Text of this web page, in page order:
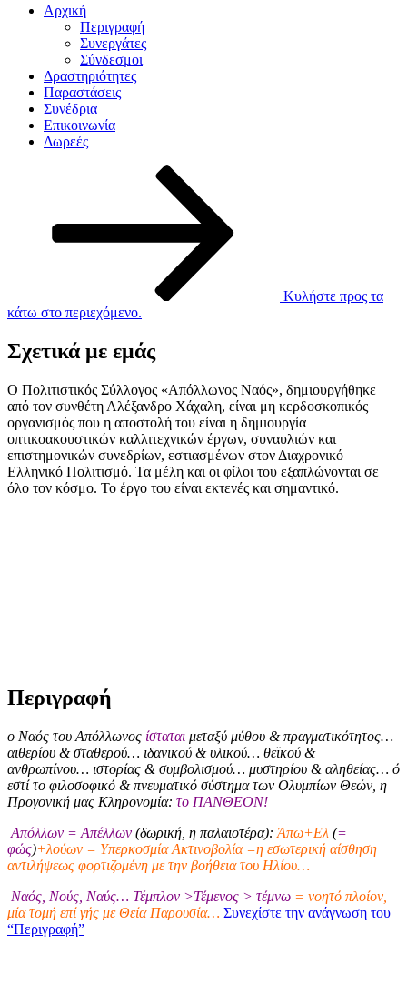
Αρχική
Περιγραφή
Συνεργάτες
Σύνδεσμοι
Δραστηριότητες
Παραστάσεις
Συνέδρια
Επικοινωνία
Δωρεές
Κυλήστε προς τα
κάτω στο περιεχόμενο.
Σχετικά με εμάς
Ο Πολιτιστικός Σύλλογος «Απόλλωνος Ναός», δημιουργήθηκε
από τον συνθέτη Αλέξανδρο Χάχαλη, είναι μη κερδοσκοπικός
οργανισμός που η αποστολή του είναι η δημιουργία
οπτικοακουστικών καλλιτεχνικών έργων, συναυλιών και
επιστημονικών συνεδρίων, εστιασμένων στον Διαχρονικό
Ελληνικό Πολιτισμό. Τα μέλη και οι φίλοι του εξαπλώνονται σε
όλο τον κόσμο. Το έργο του είναι εκτενές και σημαντικό.
Περιγραφή
ο Ναός του Απόλλωνος ίσταται μεταξύ μύθου & πραγματικότητος…
αιθερίου & σταθερού… ιδανικού & υλικού… θεϊκού &
ανθρωπίνου… ιστορίας & συμβολισμού… μυστηρίου & αληθείας… ό
εστί το φιλοσοφικό & πνευματικό σύστημα των Ολυμπίων Θεών, η
Προγονική μας Κληρονομία: το ΠΑΝΘΕΟΝ!
Απόλλων = Απέλλων (δωρική, η παλαιοτέρα): Άπω+Ελ (=
φώς)+λούων = Υπερκοσμία Ακτινοβολία =η εσωτερική αίσθηση
αντιλήψεως φορτιζομένη με την βοήθεια του Ηλίου…
Ναός, Νούς, Ναύς… Τέμπλον >Τέμενος > τέμνω = νοητό πλοίον,
μία τομή επί γής με Θεία Παρουσία… Συνεχίστε την ανάγνωση του
“Περιγραφή”